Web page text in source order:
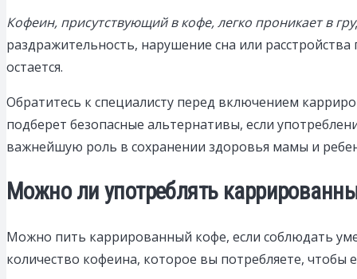
Кофеин, присутствующий в кофе, легко проникает в
раздражительность, нарушение сна или
остается.
Обратитесь к специалисту перед включением
подберет безопасные альтернативы, если
важнейшую роль в сохранении здоровья мамы и
Можно ли употреблять
Можно пить каррированный кофе, если соблюдать
количество кофеина, которое вы потребляете,